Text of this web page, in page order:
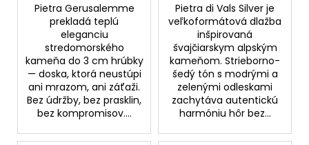
Pietra Gerusalemme
prekladá teplú
eleganciu
stredomorského
kameňa do 3 cm hrúbky
— doska, ktorá neustúpi
ani mrazom, ani záťaži.
Bez údržby, bez prasklin,
bez kompromisov....
Pietra di Vals Silver je
veľkoformátová dlažba
inšpirovaná
švajčiarskym alpským
kameňom. Strieborno-
šedý tón s modrými a
zelenými odleskami
zachytáva autentickú
harmóniu hôr bez...